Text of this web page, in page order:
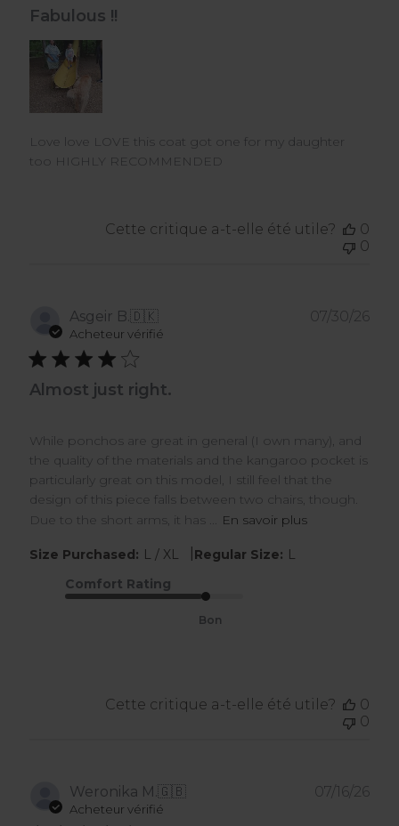
Fabulous !!
Love love LOVE this coat got one for my daughter
too HIGHLY RECOMMENDED
Cette critique a-t-elle été utile?
0
0
Asgeir B.🇩🇰
Acheteur vérifié
Almost just right.
While ponchos are great in general (I own many), and
the quality of the materials and the kangaroo pocket is
particularly great on this model, I still feel that the
design of this piece falls between two chairs, though.
Due to the short arms, it has ... En savoir plus
Size Purchased: L / XL Regular Size: L
Comfort Rating
Bon
07/30/26
Cette critique a-t-elle été utile?
0
0
Weronika M.🇬🇧
Acheteur vérifié
07/16/26